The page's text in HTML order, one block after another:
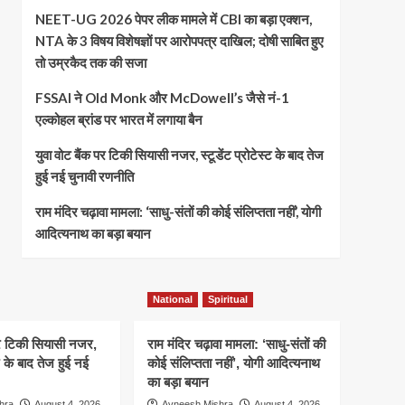
NEET-UG 2026 पेपर लीक मामले में CBI का बड़ा एक्शन,
NTA के 3 विषय विशेषज्ञों पर आरोपपत्र दाखिल; दोषी साबित हुए
तो उम्रकैद तक की सजा
FSSAI ने Old Monk और McDowell’s जैसे नं-1
एल्कोहल ब्रांड पर भारत में लगाया बैन
युवा वोट बैंक पर टिकी सियासी नजर, स्टूडेंट प्रोटेस्ट के बाद तेज
हुई नई चुनावी रणनीति
राम मंदिर चढ़ावा मामला: ‘साधु-संतों की कोई संलिप्तता नहीं’, योगी
आदित्यनाथ का बड़ा बयान
टिकी सियासी नजर,
के बाद तेज हुई नई
National Spiritual
राम मंदिर चढ़ावा मामला: ‘साधु-संतों की
कोई संलिप्तता नहीं’, योगी आदित्यनाथ
का बड़ा बयान